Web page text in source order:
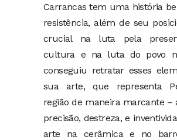
Carrancas tem uma história
resistência, além de seu
crucial na luta pela
cultura e na luta do povo
conseguiu retratar esses
sua arte, que representa
região de maneira marcante –
precisão, destreza, e
arte na cerâmica e no